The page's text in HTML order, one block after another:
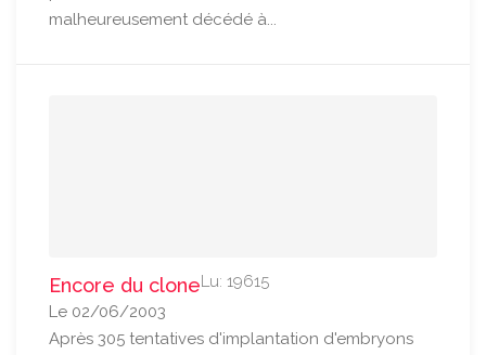
malheureusement décédé à...
Encore du cloneLu: 19615
Le 02/06/2003
Après 305 tentatives d'implantation d'embryons